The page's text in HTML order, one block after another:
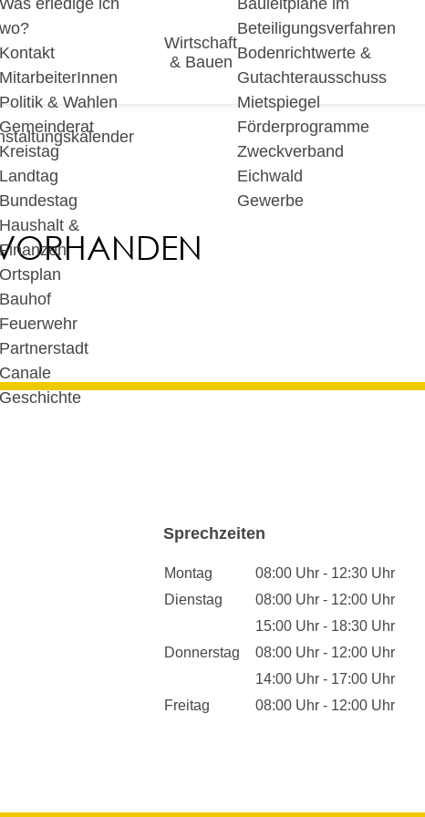
wo?
MitarbeiterInnen
Politik & Wahlen
Gemeinderat
Kreistag
Landtag
Bundestag
Haushalt &
Ortsplan
Bauhof
Feuerwehr
Partnerstadt
Canale
Geschichte
Wirtschaft
& Bauen
Beteiligungsverfahren
Bodenrichtwerte &
Gutachterausschuss
Mietspiegel
Förderprogramme
Zweckverband
Eichwald
Gewerbe
Sprechzeiten
Montag
08:00 Uhr - 12:30 Uhr
Dienstag
08:00 Uhr - 12:00 Uhr
15:00 Uhr - 18:30 Uhr
Donnerstag
08:00 Uhr - 12:00 Uhr
14:00 Uhr - 17:00 Uhr
Freitag
08:00 Uhr - 12:00 Uhr